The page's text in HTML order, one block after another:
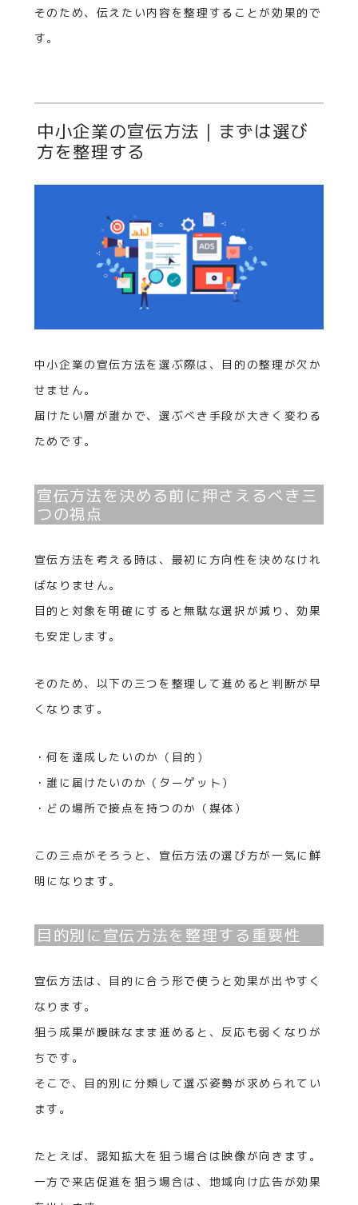
そのため、伝えたい内容を整理することが効果的で
す。
中小企業の宣伝方法｜まずは選び
方を整理する
中小企業の宣伝方法を選ぶ際は、目的の整理が欠か
せません。
届けたい層が誰かで、選ぶべき手段が大きく変わる
ためです。
宣伝方法を決める前に押さえるべき三
つの視点
宣伝方法を考える時は、最初に方向性を決めなけれ
ばなりません。
目的と対象を明確にすると無駄な選択が減り、効果
も安定します。
そのため、以下の三つを整理して進めると判断が早
くなります。
・何を達成したいのか（目的）
・誰に届けたいのか（ターゲット）
・どの場所で接点を持つのか（媒体）
この三点がそろうと、宣伝方法の選び方が一気に鮮
明になります。
目的別に宣伝方法を整理する重要性
宣伝方法は、目的に合う形で使うと効果が出やすく
なります。
狙う成果が曖昧なまま進めると、反応も弱くなりが
ちです。
そこで、目的別に分類して選ぶ姿勢が求められてい
ます。
たとえば、認知拡大を狙う場合は映像が向きます。
一方で来店促進を狙う場合は、地域向け広告が効果